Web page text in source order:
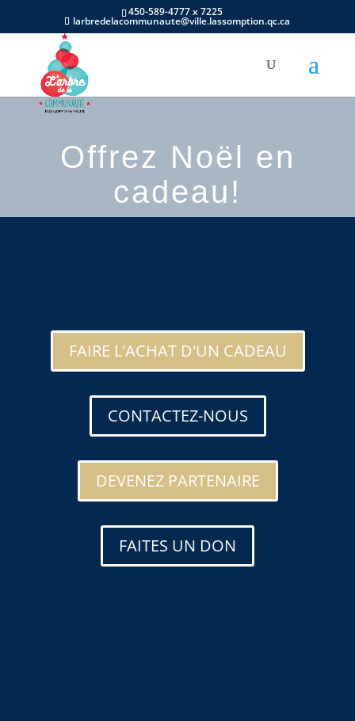
450-589-4777 x 7225
larbredelacommunaute@ville.lassomption.qc.ca
Offrez Noël en
cadeau!
FAIRE L'ACHAT D'UN CADEAU
CONTACTEZ-NOUS
DEVENEZ PARTENAIRE
FAITES UN DON